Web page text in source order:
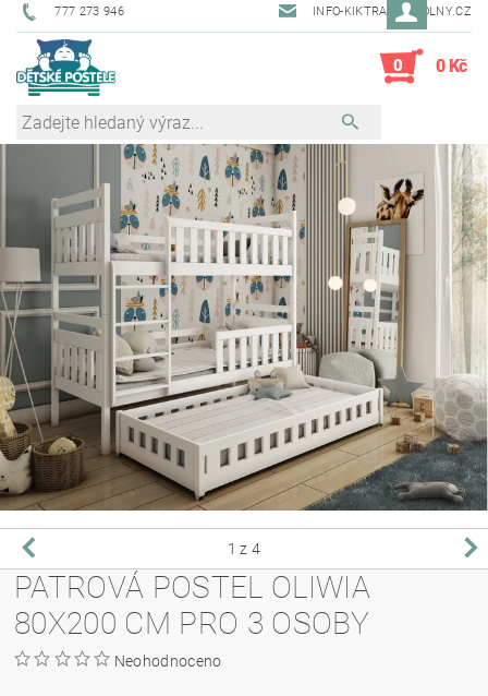
777 273 946 INFO-KIKTRADE@VOLNY.CZ
0 0 Kč
1 z 4
PATROVÁ POSTEL OLIWIA
80X200 CM PRO 3 OSOBY
Neohodnoceno